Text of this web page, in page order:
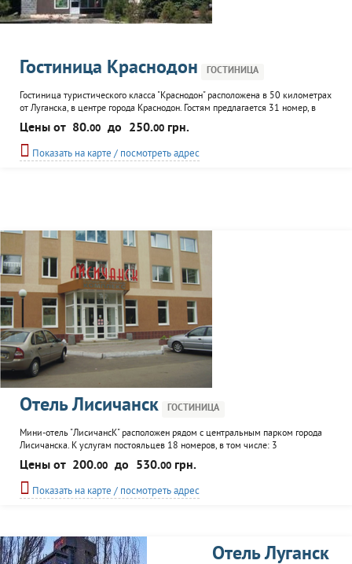
Гостиница Краснодон ГОСТИНИЦА
Гостиница туристического класса "Краснодон" расположена в 50 километрах
от Луганска, в центре города Краснодон. Гостям предлагается 31 номер, в
каждом - отопление, туалет, душ, кровать. К услугам постояльцев кафе с
домашней кухней, прачечная. По согласованию с администрацией,
возможно проживание с домашними питомцами.
Цены от 80.00 до 250.00 грн.
Показать на карте / посмотреть адрес
Отель Лисичанск ГОСТИНИЦА
Мини-отель "ЛисичансК" расположен рядом с центральным парком города
Лисичанска. К услугам постояльцев 18 номеров, в том числе: 3
двухкомнатных "люкса", 1 двухкомнатный "полулюкс", 5 одноместных, 2
двухместных и 2 трехместных. В каждом номере - WiFi, TV, СW с душевой
кабинкой, круглосуточно холодная и горячая вода, кондиционер,
холодильник, рабочая зона...
Цены от 200.00 до 530.00 грн.
Показать на карте / посмотреть адрес
Отель Луганск